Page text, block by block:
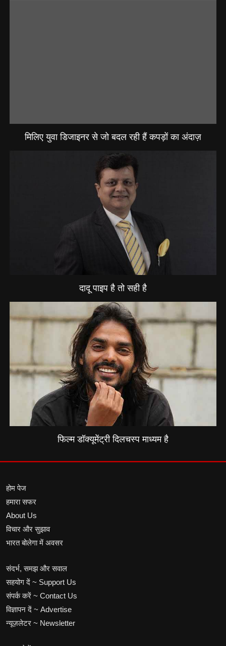
मिलिए युवा डिजाइनर से जो बदल रही हैं कपड़ों का अंदाज़
दादू पाइप है तो सही है
फिल्म डॉक्यूमेंट्री दिलचस्प माध्यम है
होम पेज
हमारा सफर
About Us
विचार और सुझाव
भारत बोलेगा में अवसर
संदर्भ, समझ और सवाल
सहयोग दें ~ Support Us
संपर्क करें ~ Contact Us
विज्ञापन दें ~ Advertise
न्यूज़लेटर ~ Newsletter